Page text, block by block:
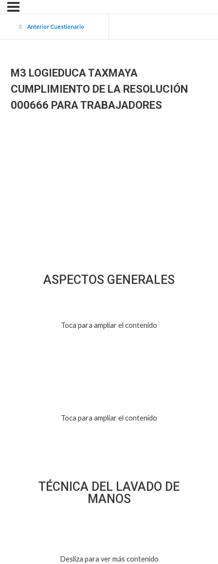
Anterior Cuestionario
M3 LOGIEDUCA TAXMAYA
CUMPLIMIENTO DE LA RESOLUCIÓN
000666 PARA TRABAJADORES
ASPECTOS GENERALES
Toca para ampliar el contenido
Toca para ampliar el contenido
TÉCNICA DEL LAVADO DE
MANOS
Desliza para ver más contenido